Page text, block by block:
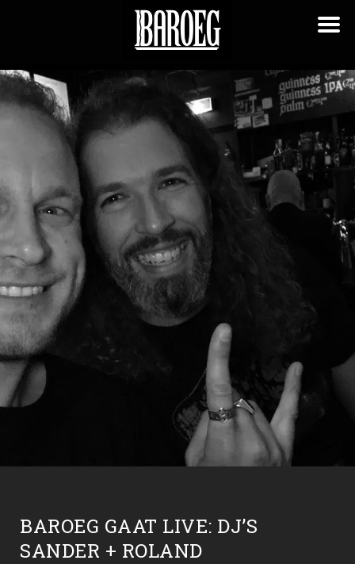
BAROEG GAAT LIVE: DJ’S
SANDER + ROLAND